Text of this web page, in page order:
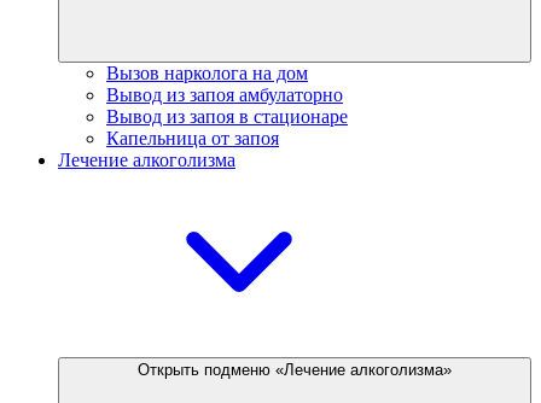
Вызов нарколога на дом
Вывод из запоя амбулаторно
Вывод из запоя в стационаре
Капельница от запоя
Лечение алкоголизма
Открыть подменю «Лечение алкоголизма»